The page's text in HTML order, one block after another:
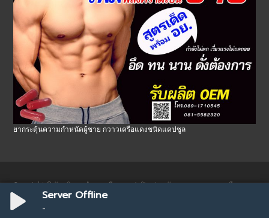
ยากระตุ้นความกำหนัดผู้ชาย กวาวเครือแดงชนิดแคปซูล
Copyright © รับผลิตยาบำรุงสตรี ยาอกฟูรูฟิต ว่านชักมดลูกและกวาวเครือขาว
Powered by WordPress, Designed and Developed by
Server Offline
-